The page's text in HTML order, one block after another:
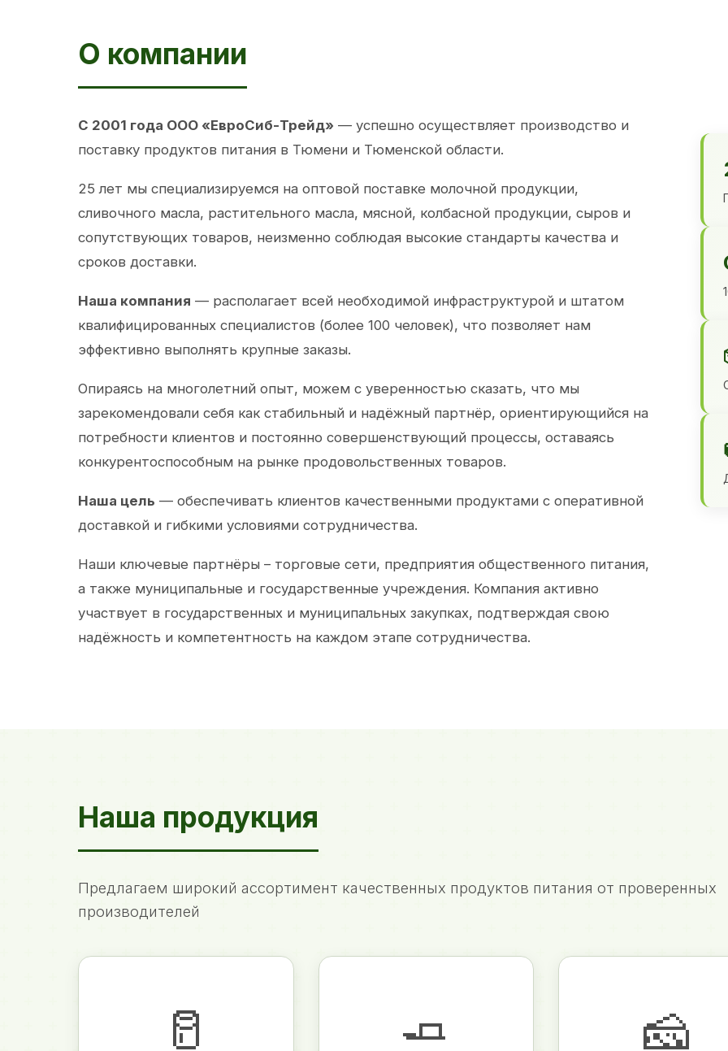
О компании
С 2001 года ООО «ЕвроСиб-Трейд» — успешно осуществляет производство и
поставку продуктов питания в Тюмени и Тюменской области.
25 лет мы специализируемся на оптовой поставке молочной продукции,
сливочного масла, растительного масла, мясной, колбасной продукции, сыров и
сопутствующих товаров, неизменно соблюдая высокие стандарты качества и
сроков доставки.
Наша компания — располагает всей необходимой инфраструктурой и штатом
квалифицированных специалистов (более 100 человек), что позволяет нам
эффективно выполнять крупные заказы.
Опираясь на многолетний опыт, можем с уверенностью сказать, что мы
зарекомендовали себя как стабильный и надёжный партнёр, ориентирующийся на
потребности клиентов и постоянно совершенствующий процессы, оставаясь
конкурентоспособным на рынке продовольственных товаров.
Наша цель — обеспечивать клиентов качественными продуктами с оперативной
доставкой и гибкими условиями сотрудничества.
Наши ключевые партнёры – торговые сети, предприятия общественного питания,
а также муниципальные и государственные учреждения. Компания активно
участвует в государственных и муниципальных закупках, подтверждая свою
надёжность и компетентность на каждом этапе сотрудничества.
Наша продукция
Предлагаем широкий ассортимент качественных продуктов питания от проверенных
производителей
🥛 🧈 🧀